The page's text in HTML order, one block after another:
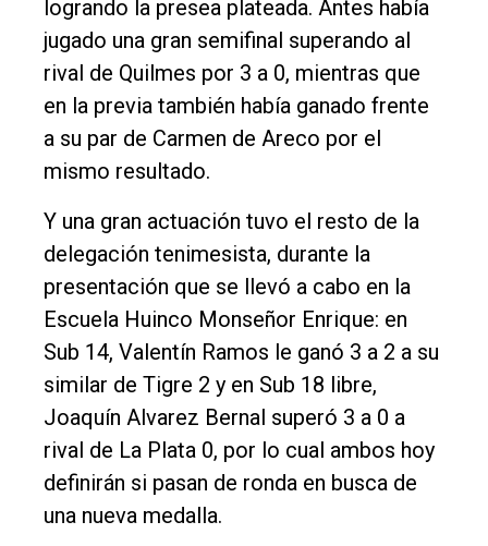
logrando la presea plateada. Antes había
jugado una gran semifinal superando al
rival de Quilmes por 3 a 0, mientras que
en la previa también había ganado frente
a su par de Carmen de Areco por el
mismo resultado.
Y una gran actuación tuvo el resto de la
delegación tenimesista, durante la
presentación que se llevó a cabo en la
Escuela Huinco Monseñor Enrique: en
Sub 14, Valentín Ramos le ganó 3 a 2 a su
similar de Tigre 2 y en Sub 18 libre,
Joaquín Alvarez Bernal superó 3 a 0 a
rival de La Plata 0, por lo cual ambos hoy
definirán si pasan de ronda en busca de
una nueva medalla.